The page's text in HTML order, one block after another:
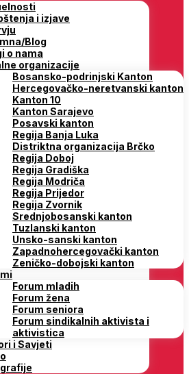
i izjave
Blog
o nama
organizacije
Bosansko-podrinjski Kanton
Hercegovačko-neretvanski kanton
Kanton 10
Kanton Sarajevo
Posavski kanton
Regija Banja Luka
Distriktna organizacija Brčko
Regija Doboj
Regija Gradiška
Regija Modriča
Regija Prijedor
Regija Zvornik
Srednjobosanski kanton
Tuzlanski kanton
Unsko-sanski kanton
Zapadnohercegovački kanton
Zeničko-dobojski kanton
Forum mladih
Forum žena
Forum seniora
Forum sindikalnih aktivista i
aktivistica
i Savjeti